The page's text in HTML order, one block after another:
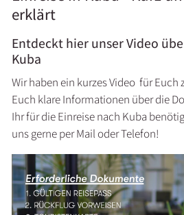
erklärt
Entdeckt hier unser Video
Kuba
Wir haben ein kurzes Video für
Euch klare Informationen über die
Ihr für die Einreise nach Kuba
uns gerne per Mail oder Telefon!